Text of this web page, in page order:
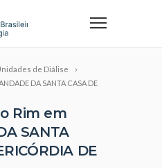
de Diálise
DA SANTA CASA DE
Rim em
SANTA
DE